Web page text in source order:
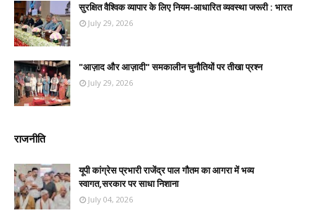
सुरक्षित वैश्विक व्यापार के लिए नियम-आधारित व्यवस्था जरूरी : भारत
July 29, 2026
"आज़ाद और आज़ादी" समकालीन चुनौतियों पर तीखा प्रश्न
July 29, 2026
राजनीति
यूपी कांग्रेस प्रभारी राजेंद्र पाल गौतम का आगरा में भव्य
स्वागत,सरकार पर साधा निशाना
July 04, 2026